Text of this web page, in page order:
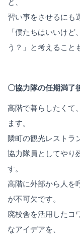
習い事をさせるにも
「僕たちはいいけ
う？」と考えること
〇協力隊の任期満了
高階で暮らしたくて
ます。
隣町の観光レストラ
協力隊員としてやり
す。
高階に外部から人を
が不可欠です。
廃校舎を活用したコ
なアイデアを、